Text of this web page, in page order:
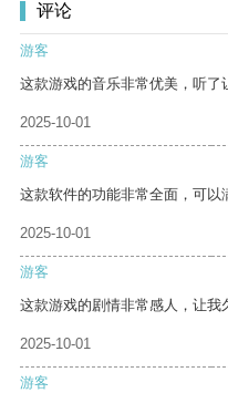
评论
游客
这款游戏的音乐非常优美，听了
2025-10-01
游客
这款软件的功能非常全面，可以
2025-10-01
游客
这款游戏的剧情非常感人，让我
2025-10-01
游客